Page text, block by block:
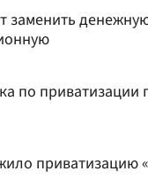
заменить
по приватизации
приватизацию